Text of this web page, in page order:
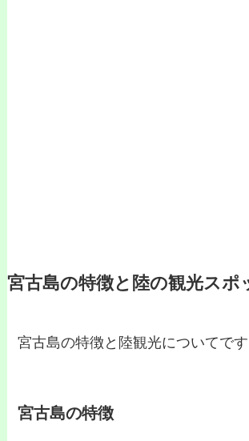
宮古島の特徴と陸の観光スポ
宮古島の特徴と陸観光についてです
宮古島の特徴